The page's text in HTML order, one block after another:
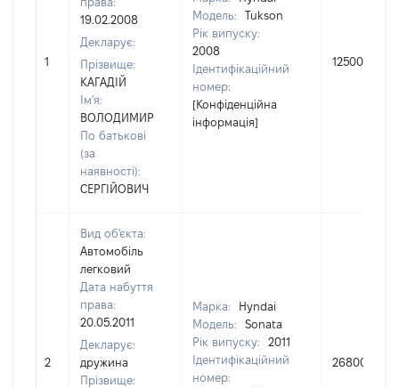
1
19.02.2008
Декларує:
Прізвище:
КАГАДІЙ
Ім'я:
ВОЛОДИМИР
По батькові
(за
наявності):
СЕРГІЙОВИЧ
Модель:
Tukson
Рік випуску:
2008
Ідентифікаційний
номер:
[Конфіденційна
інформація]
125000
2
Вид об'єкта:
Автомобіль
легковий
Дата набуття
права:
20.05.2011
Декларує:
дружина
Прізвище:
Марка:
Hyndai
Модель:
Sonata
Рік випуску:
2011
Ідентифікаційний
номер:
268000